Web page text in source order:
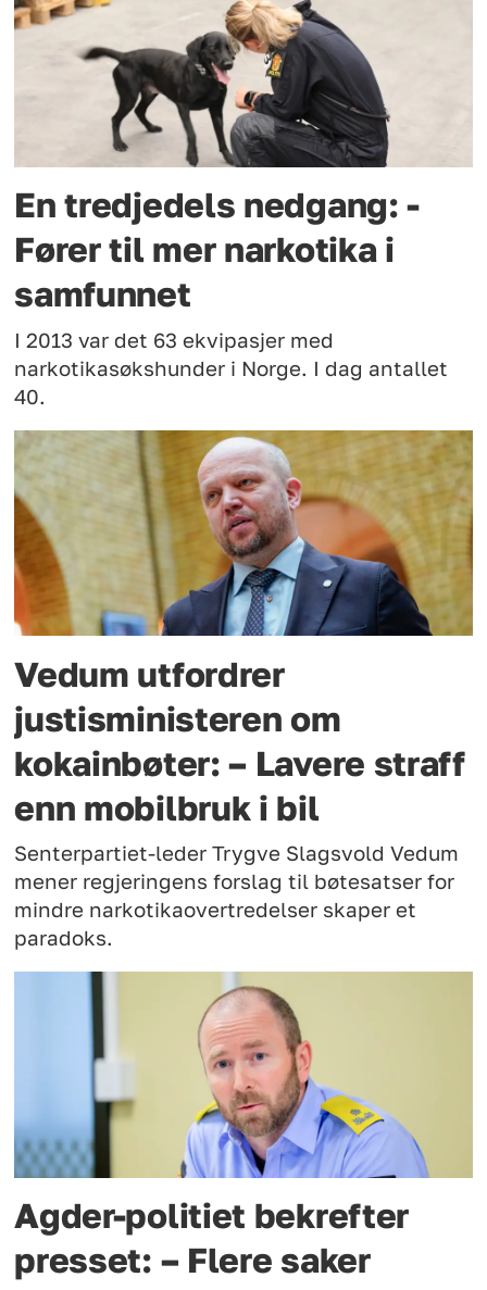
En tredjedels nedgang: -
Fører til mer narkotika i
samfunnet
I 2013 var det 63 ekvipasjer med
narkotikasøkshunder i Norge. I dag antallet
40.
Vedum utfordrer
justisministeren om
kokainbøter: – Lavere straff
enn mobilbruk i bil
Senterpartiet-leder Trygve Slagsvold Vedum
mener regjeringens forslag til bøtesatser for
mindre narkotikaovertredelser skaper et
paradoks.
Agder-politiet bekrefter
presset: – Flere saker